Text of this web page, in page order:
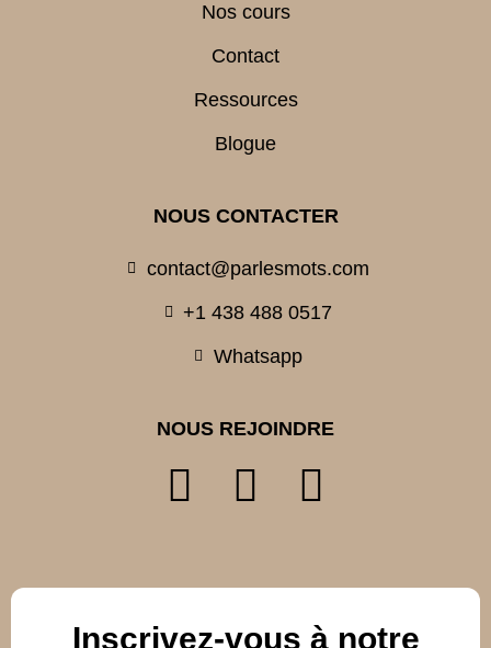
Nos cours
Contact
Ressources
Blogue
NOUS CONTACTER
contact@parlesmots.com
+1 438 488 0517
Whatsapp
NOUS REJOINDRE
Inscrivez-vous à notre